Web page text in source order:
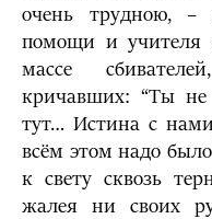
очень трудною, –
помощи и учителя
массе
кричавших: “Ты
тут… Истина с
всём этом надо
к свету сквозь
жалея ни своих